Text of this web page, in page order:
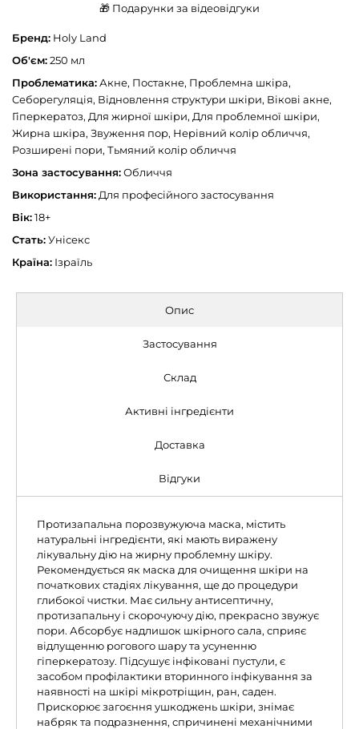
🎁 Подарунки за відеовідгуки
Бренд: Holy Land
Об'єм:250 мл
Проблематика:Акне, Постакне, Проблемна шкіра,
Cеборегуляція, Відновлення структури шкіри, Вікові акне,
Гіперкератоз, Для жирної шкіри, Для проблемної шкіри,
Жирна шкіра, Звуження пор, Нерівний колір обличчя,
Розширені пори, Тьмяний колір обличчя
Зона застосування:Обличчя
Використання: Для професійного застосування
Вік:18+
Стать:Унісекс
Країна: Ізраїль
Опис
Застосування
Склад
Активні інгредієнти
Доставка
Відгуки
Протизапальна порозвужуюча маска, містить
натуральні інгредієнти, які мають виражену
лікувальну дію на жирну проблемну шкіру.
Рекомендується як маска для очищення шкіри на
початкових стадіях лікування, ще до процедури
глибокої чистки. Має сильну антисептичну,
протизапальну і скорочуючу дію, прекрасно звужує
пори. Абсорбує надлишок шкірного сала, сприяє
відлущенню рогового шару та усуненню
гіперкератозу. Підсушує інфіковані пустули, є
засобом профілактики вторинного інфікування за
наявності на шкірі мікротріщин, ран, саден.
Прискорює загоєння ушкоджень шкіри, знімає
набряк та подразнення, спричинені механічними